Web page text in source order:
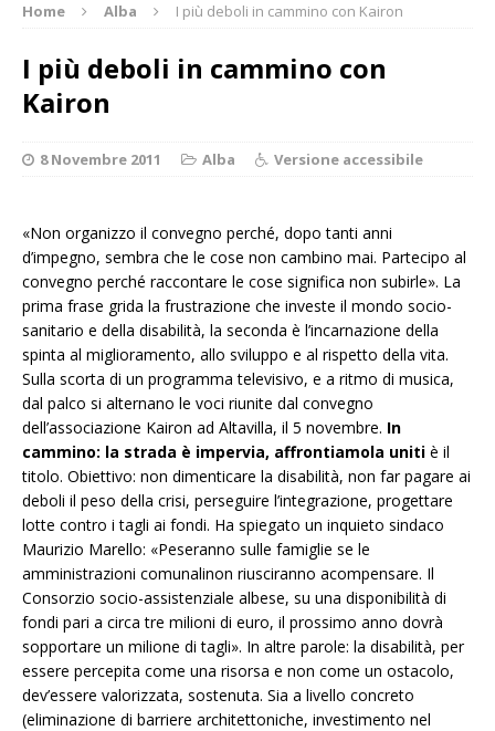
Home Alba I più deboli in cammino con Kairon
I più deboli in cammino con
Kairon
8 Novembre 2011 Alba Versione accessibile
«Non organizzo il convegno perché, dopo tanti anni
d’impegno, sembra che le cose non cambino mai. Partecipo al
convegno perché raccontare le cose significa non subirle». La
prima frase grida la frustrazione che investe il mondo socio-
sanitario e della disabilità, la seconda è l’incarnazione della
spinta al miglioramento, allo sviluppo e al rispetto della vita.
Sulla scorta di un programma televisivo, e a ritmo di musica,
dal palco si alternano le voci riunite dal convegno
dell’associazione Kairon ad Altavilla, il 5 novembre. In
cammino: la strada è impervia, affrontiamola uniti è il
titolo. Obiettivo: non dimenticare la disabilità, non far pagare ai
deboli il peso della crisi, perseguire l’integrazione, progettare
lotte contro i tagli ai fondi. Ha spiegato un inquieto sindaco
Maurizio Marello: «Peseranno sulle famiglie se le
amministrazioni comunalinon riusciranno acompensare. Il
Consorzio socio-assistenziale albese, su una disponibilità di
fondi pari a circa tre milioni di euro, il prossimo anno dovrà
sopportare un milione di tagli». In altre parole: la disabilità, per
essere percepita come una risorsa e non come un ostacolo,
dev’essere valorizzata, sostenuta. Sia a livello concreto
(eliminazione di barriere architettoniche, investimento nel